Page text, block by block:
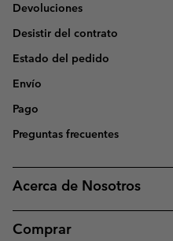
Devoluciones
Desistir del contrato
Estado del pedido
Envío
Pago
Preguntas frecuentes
Acerca de Nosotros
Comprar